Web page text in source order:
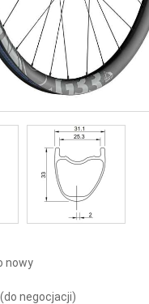
nowy
(do negocjacji)